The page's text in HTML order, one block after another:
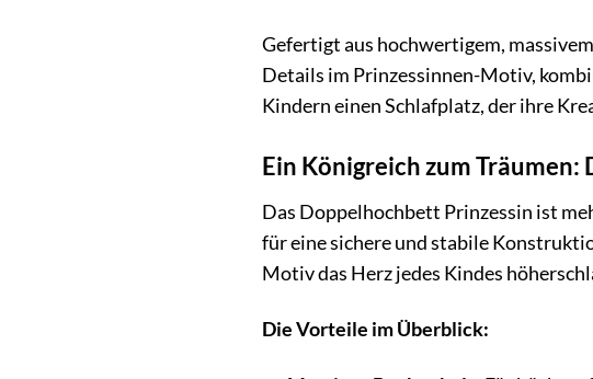
Gefertigt aus hochwertigem,
Details im Prinzessinnen-Motiv,
Kindern einen Schlafplatz, der ihre
Ein Königreich zum
Das Doppelhochbett Prinzessin ist
für eine sichere und stabile
Motiv das Herz jedes Kindes
Die Vorteile im Überblick: